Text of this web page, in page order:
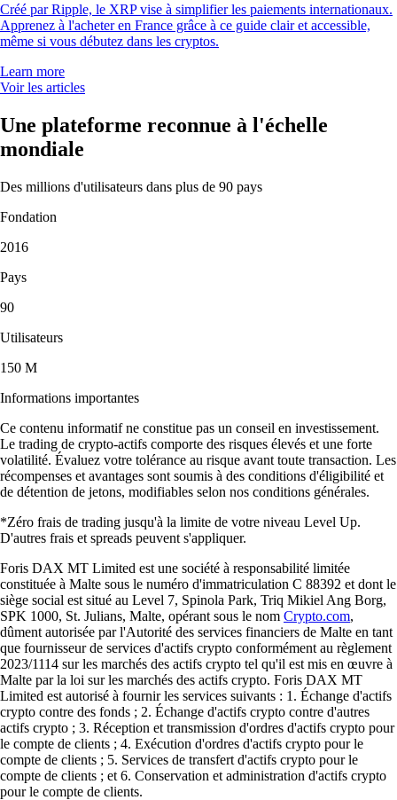
Créé par Ripple, le XRP vise à simplifier les paiements internationaux.
Apprenez à l'acheter en France grâce à ce guide clair et accessible,
même si vous débutez dans les cryptos.
Learn more
Voir les articles
Une plateforme reconnue à l'échelle
mondiale
Des millions d'utilisateurs dans plus de 90 pays
Fondation
2016
Pays
90
Utilisateurs
150 M
Informations importantes
Ce contenu informatif ne constitue pas un conseil en investissement.
Le trading de crypto-actifs comporte des risques élevés et une forte
volatilité. Évaluez votre tolérance au risque avant toute transaction. Les
récompenses et avantages sont soumis à des conditions d'éligibilité et
de détention de jetons, modifiables selon nos conditions générales.
*Zéro frais de trading jusqu'à la limite de votre niveau Level Up.
D'autres frais et spreads peuvent s'appliquer.
Foris DAX MT Limited est une société à responsabilité limitée
constituée à Malte sous le numéro d'immatriculation C 88392 et dont le
siège social est situé au Level 7, Spinola Park, Triq Mikiel Ang Borg,
SPK 1000, St. Julians, Malte, opérant sous le nom Crypto.com,
dûment autorisée par l'Autorité des services financiers de Malte en tant
que fournisseur de services d'actifs crypto conformément au règlement
2023/1114 sur les marchés des actifs crypto tel qu'il est mis en œuvre à
Malte par la loi sur les marchés des actifs crypto. Foris DAX MT
Limited est autorisé à fournir les services suivants : 1. Échange d'actifs
crypto contre des fonds ; 2. Échange d'actifs crypto contre d'autres
actifs crypto ; 3. Réception et transmission d'ordres d'actifs crypto pour
le compte de clients ; 4. Exécution d'ordres d'actifs crypto pour le
compte de clients ; 5. Services de transfert d'actifs crypto pour le
compte de clients ; et 6. Conservation et administration d'actifs crypto
pour le compte de clients.